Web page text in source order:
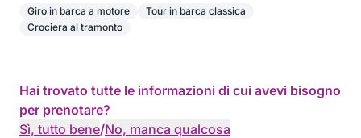
Giro in barca a motore
Tour in barca classica
Crociera al tramonto
Hai trovato tutte le informazioni di cui avevi bisogno
per prenotare?
Sì, tutto bene/No, manca qualcosa